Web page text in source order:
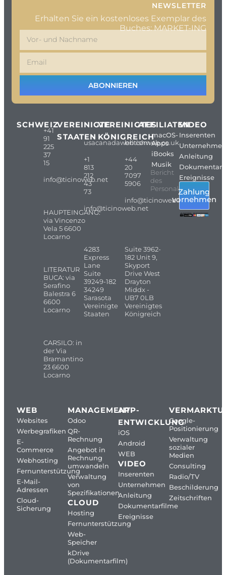
NEWSLETTER
Erhalten Sie ein kostenloses Exemplar des
Buches: MARKET-ING
ABONNIEREN
SCHWEIZ
+41
91
225
37
15
info@ticinoweb.net
HAUPTEINGANG:
via Vincenzo
Vela 5 6600
Locarno
LITERATUR
BUCA: via
Serafino
Balestra 6
6600
Locarno
CARSILO: in
der Via
Bramantino
23 6600
Locarno
VEREINIGTE
STAATEN
usacanadaweb.com
+1
813
212
43
73
info@ticinoweb.net
4283
Express
Lane
Suite
39249-182
34249
Sarasota
Vereinigte
Staaten
VEREINIGTES
KÖNIGREICH
britishweb.co.uk
+44
20
7097
5906
info@ticinoweb.net
Suite 3962-
182 Unit 9,
Skyport
Drive West
Drayton
Middx -
UB7 0LB
Vereinigtes
Königreich
AFFILIATEN
macOS-
Apps
iBooks
Musik
Bericht
des
Personals
VIDEO
Inserenten
Unternehmen
Anleitung
Ereignisse
Zahlung
vornehmen
WEB
Websites
Werbegrafiken
E-
Commerce
Webhosting
Fernunterstützung
E-Mail-
Adressen
Cloud-
Sicherung
MANAGEMENT
Odoo
QR-
Rechnung
Angebot in
Rechnung
umwandeln
Verwaltung
von
Spezifikationen
CLOUD
Hosting
Fernunterstützung
Web-
Speicher
kDrive
(Dokumentarfilm)
APP-
ENTWICKLUNG
iOS
Android
WEB
VIDEO
Inserenten
Unternehmen
Anleitung
Dokumentarfilme
Ereignisse
Google-
Positionierung
Verwaltung
sozialer
Medien
Consulting
Radio/TV
Beschilderung
Zeitschriften